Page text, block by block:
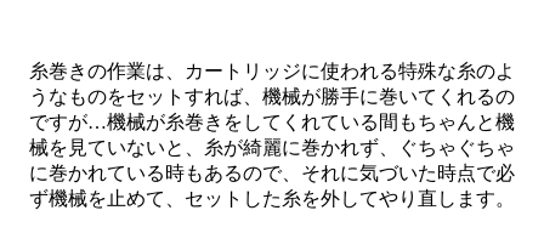
糸巻きの作業は、カートリッジに使われる特殊な糸のよ
うなものをセットすれば、機械が勝手に巻いてくれるの
ですが…機械が糸巻きをしてくれている間もちゃんと機
械を見ていないと、糸が綺麗に巻かれず、ぐちゃぐちゃ
に巻かれている時もあるので、それに気づいた時点で必
ず機械を止めて、セットした糸を外してやり直します。